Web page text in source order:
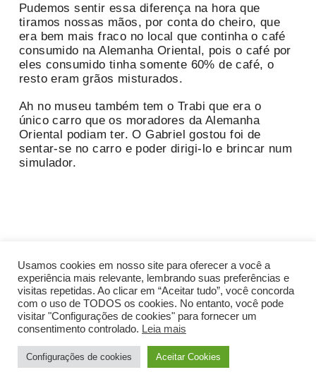
Pudemos sentir essa diferença na hora que
tiramos nossas mãos, por conta do cheiro, que
era bem mais fraco no local que continha o café
consumido na Alemanha Oriental, pois o café por
eles consumido tinha somente 60% de café, o
resto eram grãos misturados.
Ah no museu também tem o Trabi que era o
único carro que os moradores da Alemanha
Oriental podiam ter. O Gabriel gostou foi de
sentar-se no carro e poder dirigi-lo e brincar num
simulador.
Usamos cookies em nosso site para oferecer a você a
experiência mais relevante, lembrando suas preferências e
visitas repetidas. Ao clicar em “Aceitar tudo”, você concorda
com o uso de TODOS os cookies. No entanto, você pode
visitar "Configurações de cookies" para fornecer um
consentimento controlado. Leia mais
Configurações de cookies Aceitar Cookies